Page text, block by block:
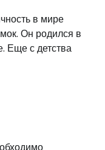
в мире
Он родился в
Еще с детства